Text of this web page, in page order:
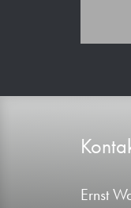
Ernst